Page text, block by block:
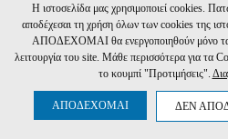
2026 El Rois.
Η ιστοσελίδα μας χρησιμοποιεί cookies.
αποδέχεσαι τη χρήση όλων των cookies της
ΑΠΟΔΕΧΟΜΑΙ θα ενεργοποιηθούν μόνο τα
λειτουργία του site. Μάθε περισσότερα για τα
το κουμπί "Προτιμήσεις".
ΑΠΟΔΕΧΟΜΑΙ ΔΕΝ